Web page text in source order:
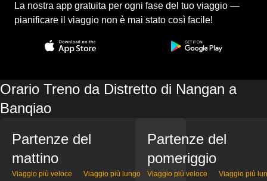
La nostra app gratuita per ogni fase del tuo viaggio —
pianificare il viaggio non è mai stato così facile!
Orario Treno da Distretto di Nangan a
Banqiao
Partenze del
mattino
Viaggio più veloce Viaggio più lungo
Partenze del
pomeriggio
Viaggio più veloce Viaggio più